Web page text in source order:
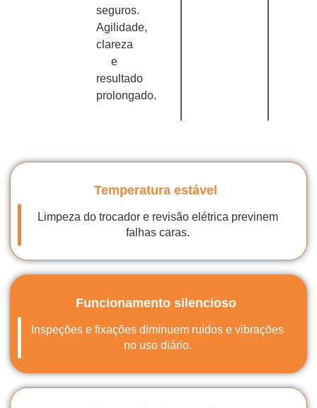
seguros.
Agilidade,
clareza
e
resultado
prolongado.
Temperatura estável
Limpeza do trocador e revisão elétrica previnem
falhas caras.
Funcionamento silencioso
Inspeções e fixações diminuem ruídos e vibrações
no uso diário.